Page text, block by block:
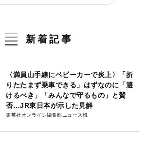
新着記事
〈満員山手線にベビーカーで炎上〉「折
りたたまず乗車できる」はずなのに「避
けるべき」「みんなで守るもの」と賛
否…JR東日本が示した見解
集英社オンライン編集部ニュース班